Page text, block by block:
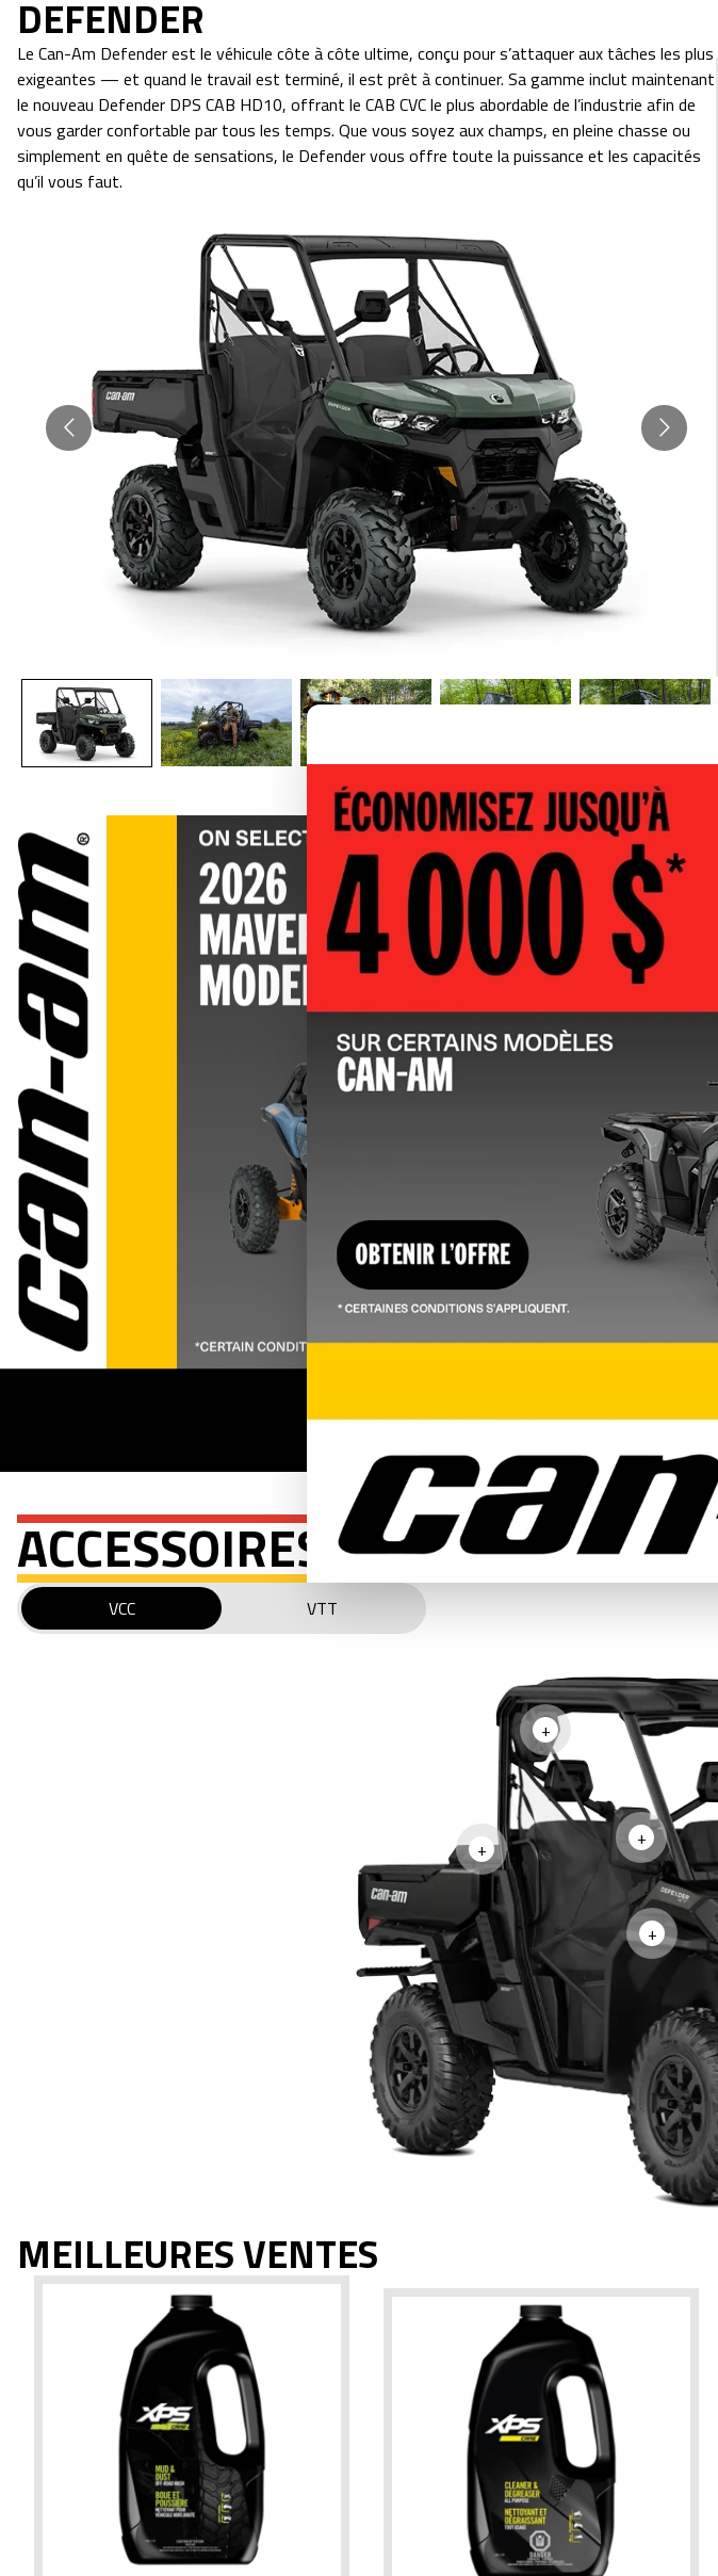
DEFENDER
Le Can-Am Defender est le véhicule côte à côte ultime, conçu pour s’attaquer aux tâches les plus
exigeantes — et quand le travail est terminé, il est prêt à continuer. Sa gamme inclut maintenant
le nouveau Defender DPS CAB HD10, offrant le CAB CVC le plus abordable de l’industrie afin de
vous garder confortable par tous les temps. Que vous soyez aux champs, en pleine chasse ou
simplement en quête de sensations, le Defender vous offre toute la puissance et les capacités
qu’il vous faut.
ACCESSOIRES
VCC VTT
+
+
+ +
MEILLEURES VENTES